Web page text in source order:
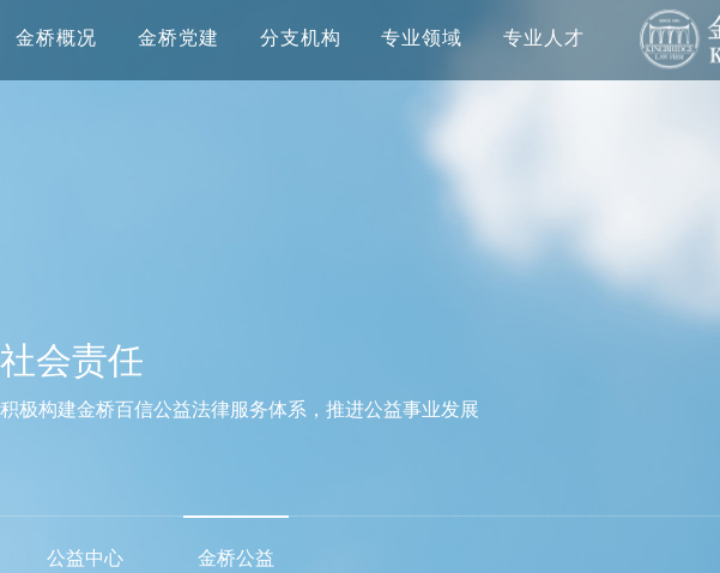
金桥概况 金桥党建 分支机构 专业领域 专业人才
社会责任
积极构建金桥百信公益法律服务体系，推进公益事业发展
公益中心 金桥公益